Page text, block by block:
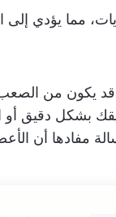
مما يؤدي إلى
يكون من الصعب
بشكل دقيق أو
مفادها أن